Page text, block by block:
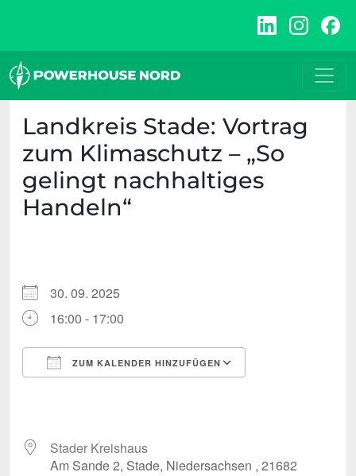
Landkreis Stade: Vortrag
zum Klimaschutz – „So
gelingt nachhaltiges
Handeln“
30. 09. 2025
16:00 - 17:00
ZUM KALENDER HINZUFÜGEN
Stader Kreishaus
Am Sande 2, Stade, Niedersachsen , 21682